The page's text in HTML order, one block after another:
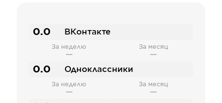
0.0 ВКонтакте
За неделю
—
За месяц
—
0.0 Одноклассники
За неделю
—
За месяц
—